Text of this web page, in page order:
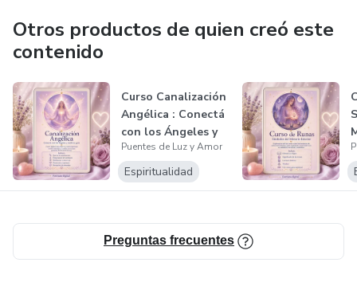
Gracias por estar aquí. 🫶🏻Romi 🥰
Otros productos de quien creó este
contenido
Curso Canalización
Angélica : Conectá
con los Ángeles y
reci...
Puentes de Luz y Amor
Espiritualidad
Preguntas frecuentes